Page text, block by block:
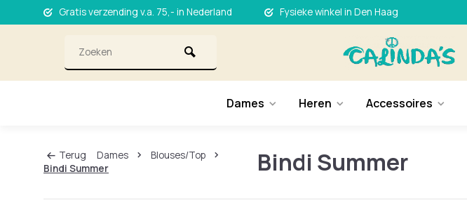
Gratis verzending v.a. 75,- in Nederland Fysieke winkel in Den Haag
Dames Heren Accessoires
Terug Dames
Blouses/Top
Bindi Summer
Bindi Summer